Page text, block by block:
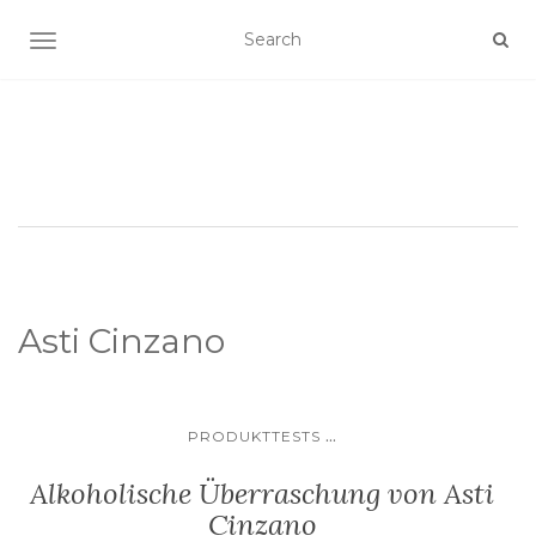
SCHALTE NAVIGATION
Asti Cinzano
PRODUKTTESTS ...
Alkoholische Überraschung von Asti
Cinzano